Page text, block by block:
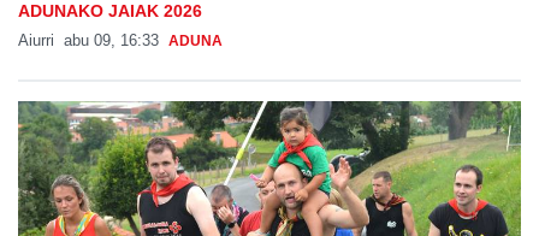
ADUNAKO JAIAK 2026
Aiurri abu 09, 16:33 ADUNA